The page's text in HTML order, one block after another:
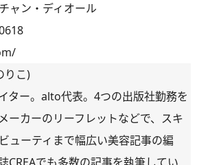
ャン・ディオール
りこ)
ター。alto代表。4つの出版社勤務を
ーカーのリーフレットなどで、スキ
ューティまで幅広い美容記事の編